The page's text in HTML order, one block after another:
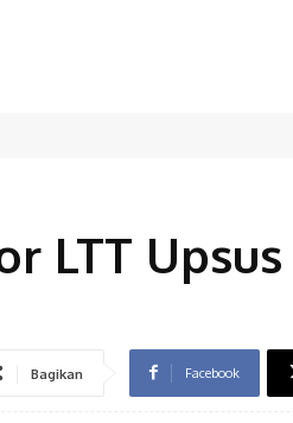
LTT Upsus
Bagikan Facebook